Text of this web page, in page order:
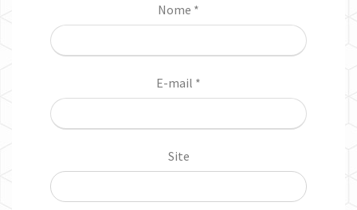
Nome *
E-mail *
Site